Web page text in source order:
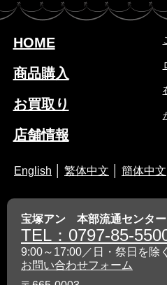
HOME
商品購入
お買取り
店舗情報
English 繁体中文 簡体中文
宝塚アン 本部流通センタ
TEL：0797-85-
9:00～17:00／日・祭日を除く
お問い合わせフォーム